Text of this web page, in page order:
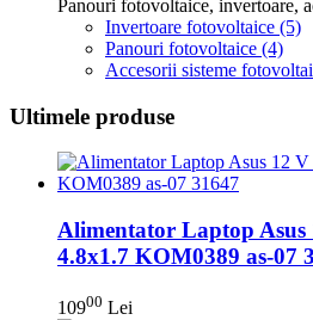
Panouri fotovoltaice, invertoare,
Invertoare fotovoltaice (5)
Panouri fotovoltaice (4)
Accesorii sisteme
Ultimele produse
Alimentator Laptop Asus
4.8x1.7 KOM0389 as-07
10900 Lei